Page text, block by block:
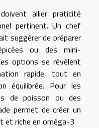
allier praticité
pertinent. Un chef
suggérer de préparer
ou des mini-
options se révèlent
rapide, tout en
équilibrée. Pour les
de poisson ou des
permet de créer un
et riche en oméga-3.